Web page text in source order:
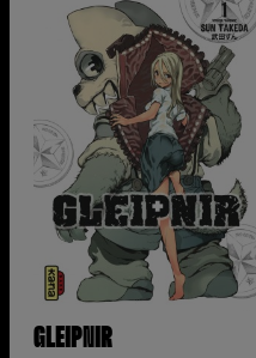
GLEIPNIR